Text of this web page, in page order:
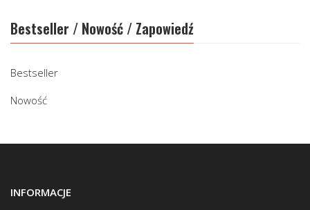
Bestseller / Nowość / Zapowiedź
Bestseller
Nowość
INFORMACJE